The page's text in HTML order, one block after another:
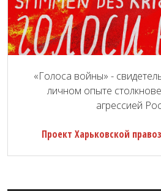
«Голоса войны» -
личном опыте
агрессией
Проект Харьковской